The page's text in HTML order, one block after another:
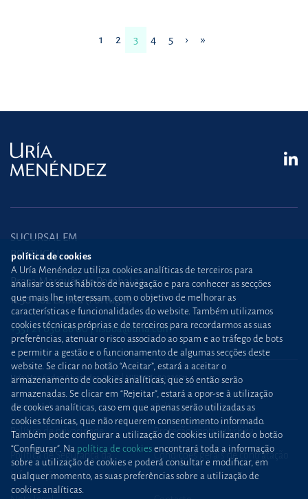
1 2 3 4 5 › »
SUCURSAL EM
PORTUGAL
Praça Marquês de Pombal,12
1250-162 Lisboa (Portugal)
+351 21 030 86 00 lisboa@uria.com
Uría Menéndez Abogados, S.L.P. | NIPC PT980226511
Mapa web Política de cookies
Política de privacidade Proteção contraphishing
Política de Segurança da
Informação
Condições gerais de contratação
política de cookies
A Uría Menéndez utiliza cookies analíticas de terceiros para
analisar os seus hábitos de navegação e para conhecer as secções
que mais lhe interessam, com o objetivo de melhorar as
características e funcionalidades do website. Também utilizamos
cookies técnicas próprias e de terceiros para recordarmos as suas
preferências, atenuar o risco associado ao spam e ao tráfego de bots
e permitir a gestão e o funcionamento de algumas secções deste
website. Se clicar no botão “Aceitar”, estará a aceitar o
armazenamento de cookies analíticas, que só então serão
armazenadas. Se clicar em “Rejeitar”, estará a opor-se à utilização
de cookies analíticas, caso em que apenas serão utilizadas as
cookies técnicas, que não requerem consentimento informado.
Também pode configurar a utilização de cookies utilizando o botão
“Configurar”. Na política de cookies encontrará toda a informação
sobre a utilização de cookies e poderá consultar e modificar, em
qualquer momento, as suas preferências sobre a utilização de
cookies analíticas.